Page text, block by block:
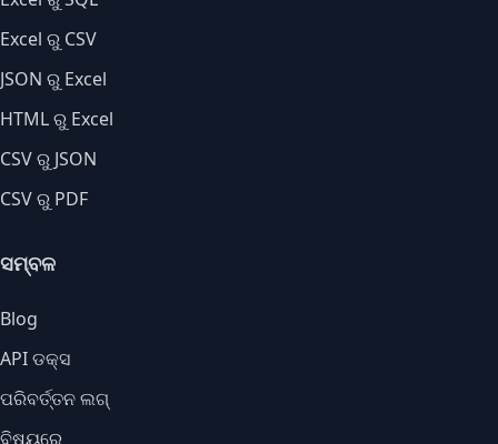
Excel ରୁ CSV
JSON ରୁ Excel
HTML ରୁ Excel
CSV ରୁ JSON
CSV ରୁ PDF
ସମ୍ବଳ
Blog
API ଡକ୍ସ
ପରିବର୍ତ୍ତନ ଲଗ୍
ବିଷୟରେ